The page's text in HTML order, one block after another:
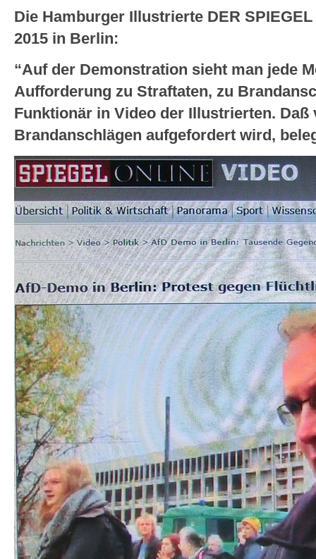
Die Hamburger Illustrierte DER
2015 in Berlin:
“Auf der Demonstration sieht man jede
Aufforderung zu Straftaten, zu
Funktionär in Video der Illustrierten. Daß
Brandanschlägen aufgefordert wird,